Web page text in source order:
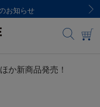
お知らせ
か新商品発売！